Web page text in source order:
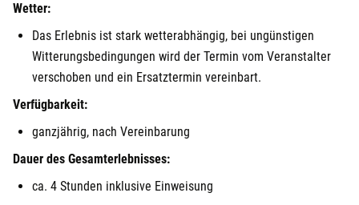
Wetter:
Das Erlebnis ist stark wetterabhängig, bei ungünstigen
Witterungsbedingungen wird der Termin vom Veranstalter
verschoben und ein Ersatztermin vereinbart.
Verfügbarkeit:
ganzjährig, nach Vereinbarung
Dauer des Gesamterlebnisses:
ca. 4 Stunden inklusive Einweisung